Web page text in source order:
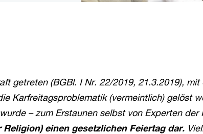
getreten (BGBl. I Nr. 22/2019, 21.3.2019),
Karfreitagsproblematik (vermeintlich) gelöst
– zum Erstaunen selbst von Experten
einen gesetzlichen Feiertag dar.